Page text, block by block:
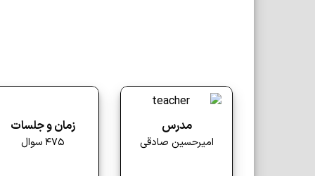
مدرس
امیرحسین صادقی
زمان و جلسات
475 سوال